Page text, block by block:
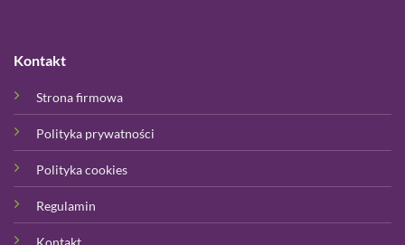
Kontakt
Strona firmowa
Polityka prywatności
Polityka cookies
Regulamin